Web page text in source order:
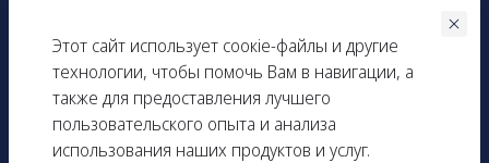
Этот сайт использует соокіe-файлы и другие
технологии, чтобы помочь Вам в навигации, а
также для предоставления лучшего
пользовательского опыта и анализа
использования наших продуктов и услуг.
ОТЗЫВЫ
ТАРИФНЫЕ ПЛАНЫ